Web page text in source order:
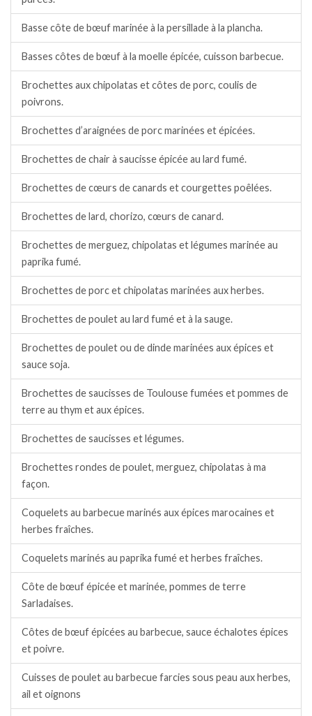
Basse côte de bœuf marinée à la persillade à la plancha.
Basses côtes de bœuf à la moelle épicée, cuisson barbecue.
Brochettes aux chipolatas et côtes de porc, coulis de
poivrons.
Brochettes d’araignées de porc marinées et épicées.
Brochettes de chair à saucisse épicée au lard fumé.
Brochettes de cœurs de canards et courgettes poêlées.
Brochettes de lard, chorizo, cœurs de canard.
Brochettes de merguez, chipolatas et légumes marinée au
paprika fumé.
Brochettes de porc et chipolatas marinées aux herbes.
Brochettes de poulet au lard fumé et à la sauge.
Brochettes de poulet ou de dinde marinées aux épices et
sauce soja.
Brochettes de saucisses de Toulouse fumées et pommes de
terre au thym et aux épices.
Brochettes de saucisses et légumes.
Brochettes rondes de poulet, merguez, chipolatas à ma
façon.
Coquelets au barbecue marinés aux épices marocaines et
herbes fraîches.
Coquelets marinés au paprika fumé et herbes fraîches.
Côte de bœuf épicée et marinée, pommes de terre
Sarladaises.
Côtes de bœuf épicées au barbecue, sauce échalotes épices
et poivre.
Cuisses de poulet au barbecue farcies sous peau aux herbes,
ail et oignons